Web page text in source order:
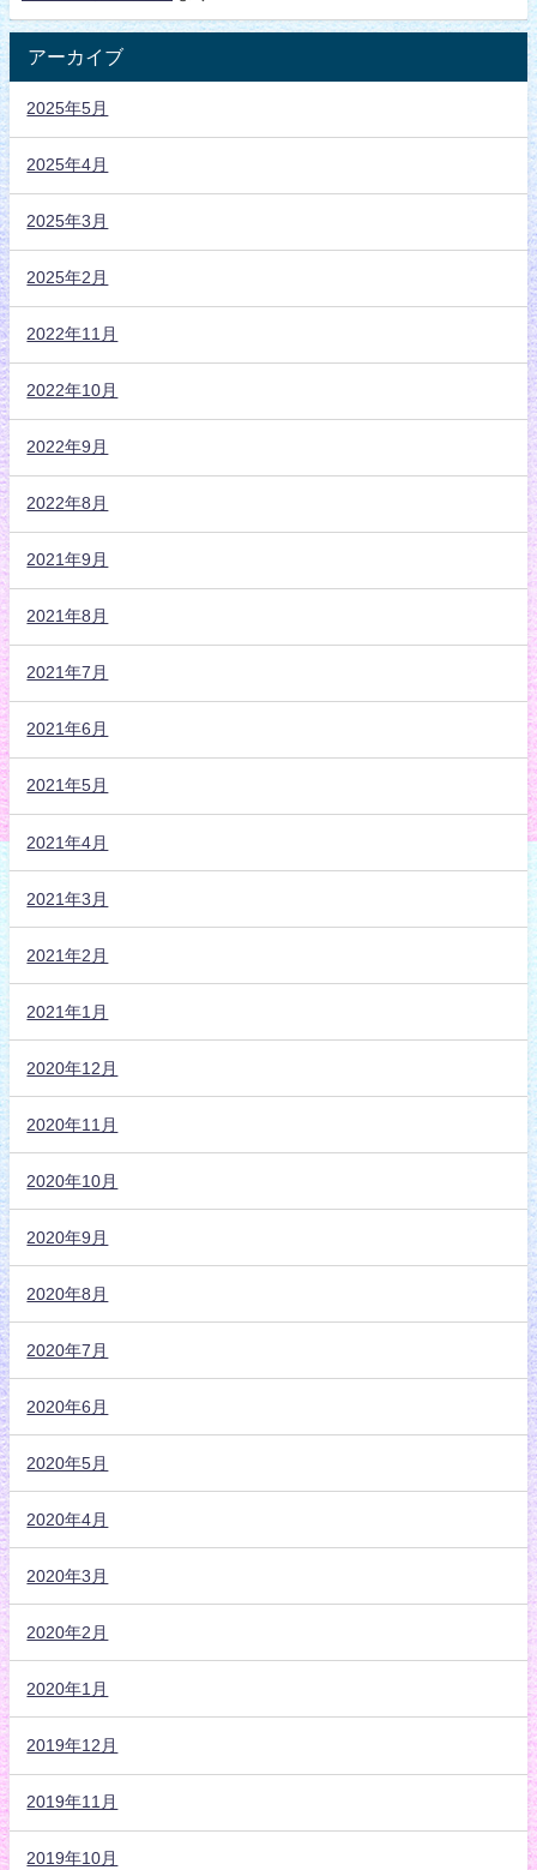
アーカイブ
2025年5月
2025年4月
2025年3月
2025年2月
2022年11月
2022年10月
2022年9月
2022年8月
2021年9月
2021年8月
2021年7月
2021年6月
2021年5月
2021年4月
2021年3月
2021年2月
2021年1月
2020年12月
2020年11月
2020年10月
2020年9月
2020年8月
2020年7月
2020年6月
2020年5月
2020年4月
2020年3月
2020年2月
2020年1月
2019年12月
2019年11月
2019年10月